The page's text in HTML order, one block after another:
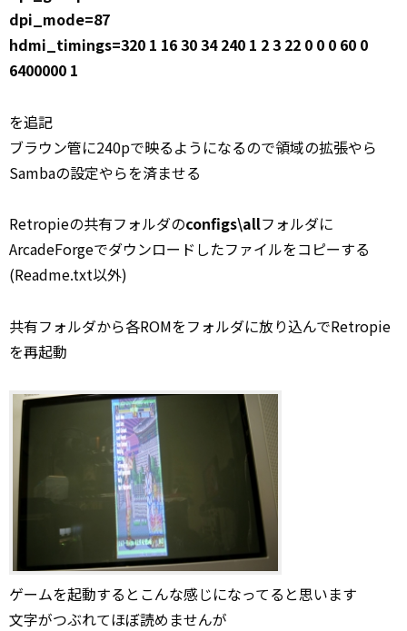
dpi_mode=87
hdmi_timings=320 1 16 30 34 240 1 2 3 22 0 0 0 60 0
6400000 1
を追記
ブラウン管に240pで映るようになるので領域の拡張やら
Sambaの設定やらを済ませる
Retropieの共有フォルダのconfigs\allフォルダに
ArcadeForgeでダウンロードしたファイルをコピーする
(Readme.txt以外)
共有フォルダから各ROMをフォルダに放り込んでRetropie
を再起動
ゲームを起動するとこんな感じになってると思います
文字がつぶれてほぼ読めませんが